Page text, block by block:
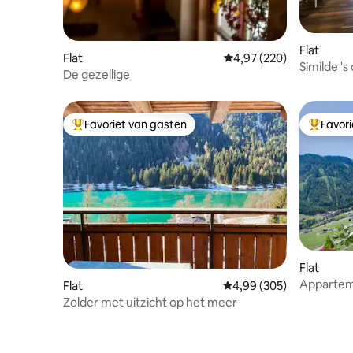
Flat Gemiddelde
4,97 (220)
De gezellige
Flat
Similde 's
Topfavoriet van gasten
Favoriet van gasten
Flat Gemiddelde
4,99 (305)
Zolder met uitzicht op het meer
Flat